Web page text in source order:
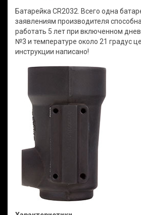
Батарейка CR2032. Всего одна
заявлениям производителя
работать 5 лет при включенном
№3 и температуре около 21 градус
инструкции написано!